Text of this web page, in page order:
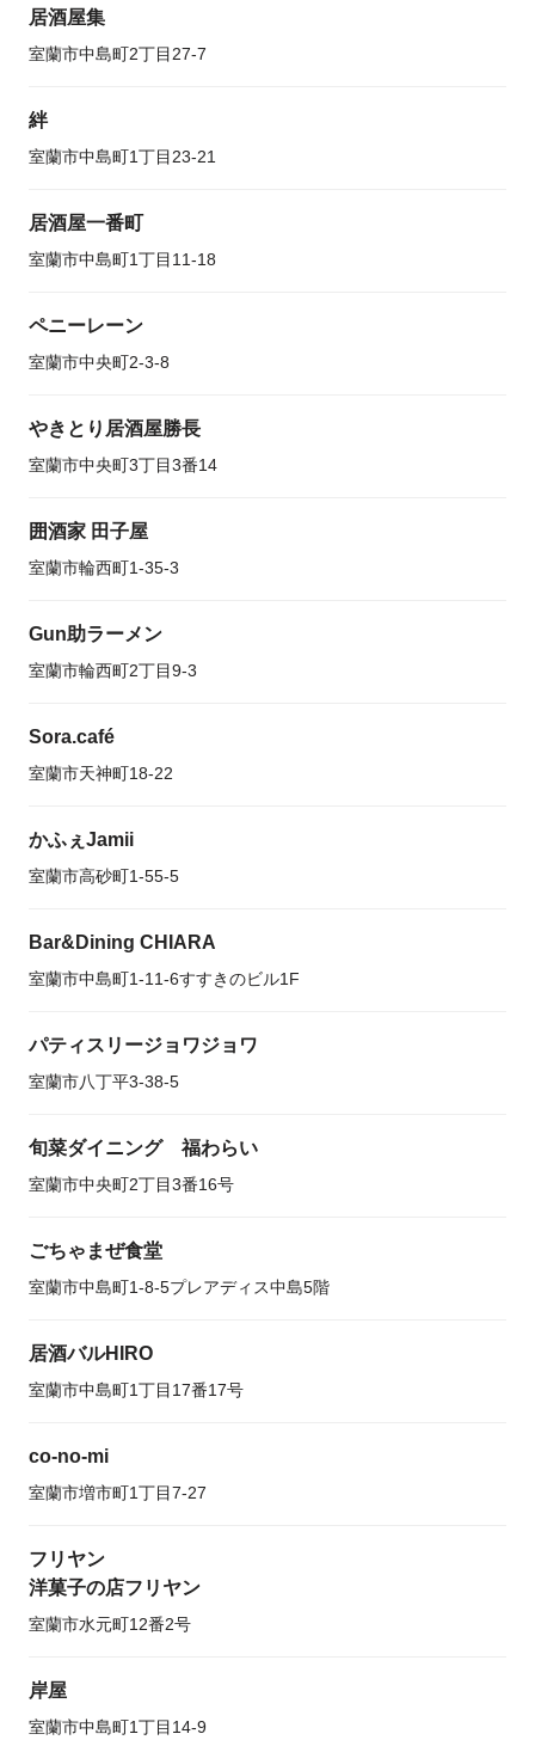
居酒屋集
室蘭市中島町2丁目27-7
絆
室蘭市中島町1丁目23-21
居酒屋一番町
室蘭市中島町1丁目11-18
ペニーレーン
室蘭市中央町2-3-8
やきとり居酒屋勝長
室蘭市中央町3丁目3番14
囲酒家 田子屋
室蘭市輪西町1-35-3
Gun助ラーメン
室蘭市輪西町2丁目9-3
Sora.café
室蘭市天神町18-22
かふぇJamii
室蘭市高砂町1-55-5
Bar&Dining CHIARA
室蘭市中島町1-11-6すすきのビル1F
パティスリージョワジョワ
室蘭市八丁平3-38-5
旬菜ダイニング 福わらい
室蘭市中央町2丁目3番16号
ごちゃまぜ食堂
室蘭市中島町1-8-5プレアディス中島5階
居酒バルHIRO
室蘭市中島町1丁目17番17号
co-no-mi
室蘭市増市町1丁目7-27
フリヤン
洋菓子の店フリヤン
室蘭市水元町12番2号
岸屋
室蘭市中島町1丁目14-9